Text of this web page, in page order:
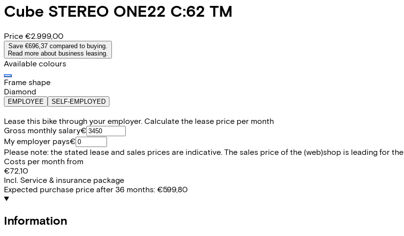
Cube STEREO ONE22 C:62 TM
Price €2.999,00
Save €696,37 compared to buying.
Read more about business leasing.
Available colours
Frame shape
Diamond
EMPLOYEE SELF-EMPLOYED
Lease this bike through your employer. Calculate the lease price per month
Gross monthly salary€
My employer pays€
Please note: the stated lease and sales prices are indicative. The sales price of the (web)shop is leading for
Costs per month from
€72,10
Incl. Service & insurance package
Expected purchase price after 36 months: €599,80
Information